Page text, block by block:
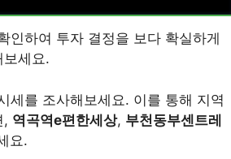
인하여 투자 결정을 보다 확실하게
세요.
세를 조사해보세요. 이를 통해 지역
, 역곡역e편한세상, 부천동부센트레
요.